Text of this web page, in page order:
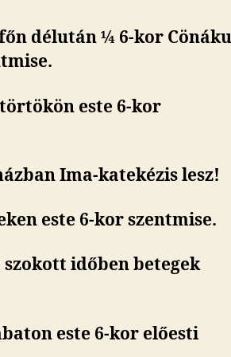
délután ¼ 6-kor
este 6-kor
Ima-katekézis lesz!
este 6-kor szentmise.
időben betegek
este 6-kor előesti